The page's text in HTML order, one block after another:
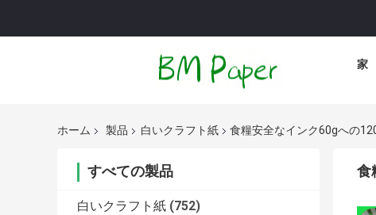
家
ホーム 製品 白いクラフト紙 食糧安全なインク60gへの
すべての製品
白いクラフト紙 (752)
食